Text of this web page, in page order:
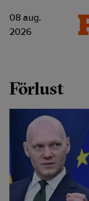
08 aug.
2026
Förlust